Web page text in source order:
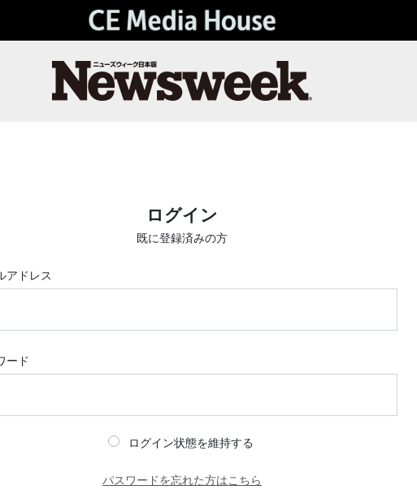
ログイン
既に登録済みの方
アドレス
ード
ログイン状態を維持する
パスワードを忘れた方はこちら